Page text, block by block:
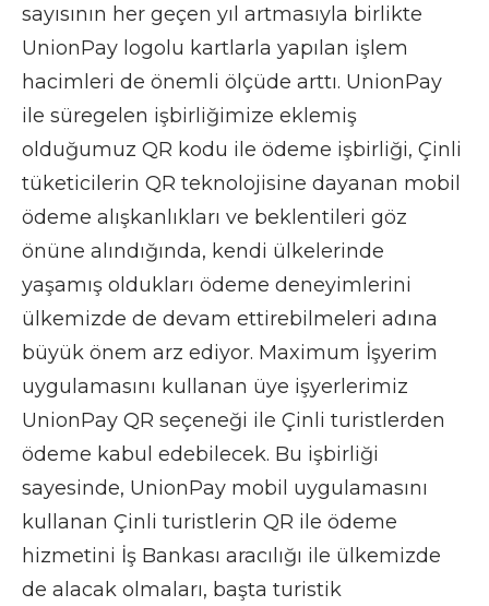
sayısının her geçen yıl artmasıyla birlikte
UnionPay logolu kartlarla yapılan işlem
hacimleri de önemli ölçüde arttı. UnionPay
ile süregelen işbirliğimize eklemiş
olduğumuz QR kodu ile ödeme işbirliği, Çinli
tüketicilerin QR teknolojisine dayanan mobil
ödeme alışkanlıkları ve beklentileri göz
önüne alındığında, kendi ülkelerinde
yaşamış oldukları ödeme deneyimlerini
ülkemizde de devam ettirebilmeleri adına
büyük önem arz ediyor. Maximum İşyerim
uygulamasını kullanan üye işyerlerimiz
UnionPay QR seçeneği ile Çinli turistlerden
ödeme kabul edebilecek. Bu işbirliği
sayesinde, UnionPay mobil uygulamasını
kullanan Çinli turistlerin QR ile ödeme
hizmetini İş Bankası aracılığı ile ülkemizde
de alacak olmaları, başta turistik